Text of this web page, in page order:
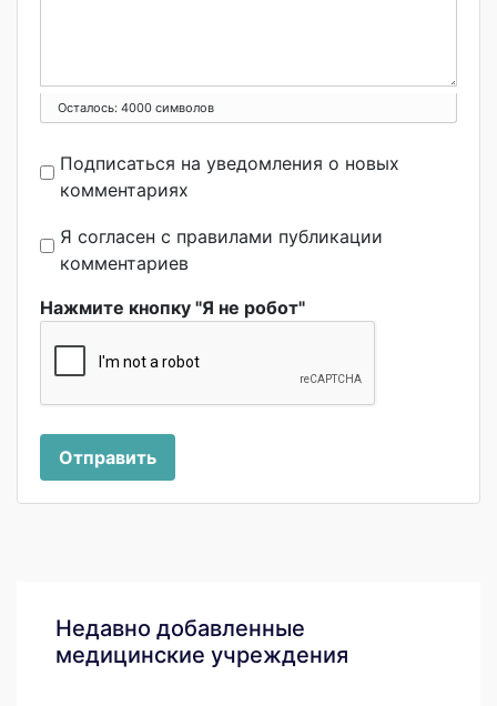
Осталось: 4000 символов
Подписаться на уведомления о новых
комментариях
Я согласен с правилами публикации
комментариев
Нажмите кнопку "Я не робот"
Отправить
Недавно добавленные
медицинские учреждения